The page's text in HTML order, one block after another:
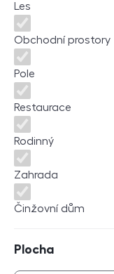
Les
Obchodní prostory
Pole
Restaurace
Rodinný
Zahrada
Činžovní dům
Plocha